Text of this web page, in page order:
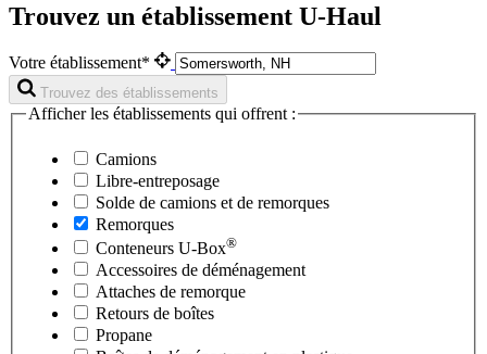
Trouvez un établissement U-Haul
Votre établissement*
Trouvez des établissements
Afficher les établissements qui offrent :
Camions
Libre-entreposage
Solde de camions et de remorques
Remorques
Conteneurs U-Box®
Accessoires de déménagement
Attaches de remorque
Retours de boîtes
Propane